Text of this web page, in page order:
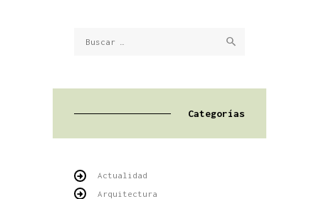
Categorías
Actualidad
Arquitectura